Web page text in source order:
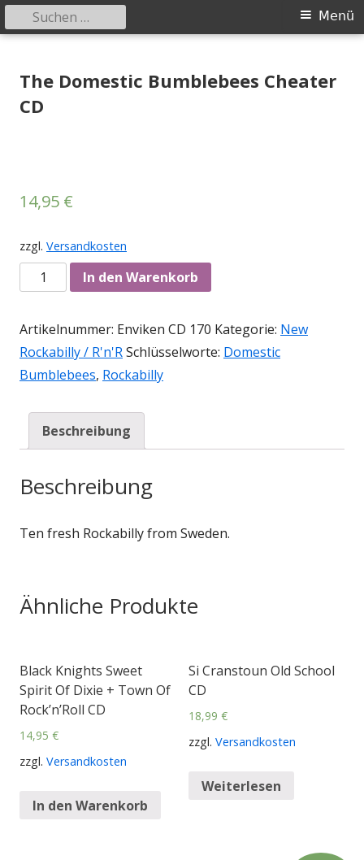
zum
Primäres
Menü
Suchen
nach:
The Domestic Bumblebees Cheater
CD
14,95 €
zzgl. Versandkosten
Anzahl In den Warenkorb
Artikelnummer: Enviken CD 170 Kategorie: New
Rockabilly / R'n'RSchlüsselworte: Domestic
Bumblebees, Rockabilly
Beschreibung
Beschreibung
Ten fresh Rockabilly from Sweden.
Ähnliche Produkte
Black Knights Sweet
Spirit Of Dixie + Town Of
Rock’n’Roll CD
14,95 €
zzgl. Versandkosten
In den Warenkorb
Si Cranstoun Old School
CD
18,99 €
zzgl. Versandkosten
Weiterlesen